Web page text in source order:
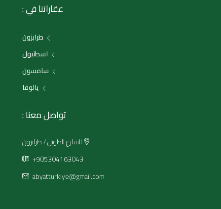
عقاراتنا في :
طرابزون
اسطنبول
سامسون
يالوفا
تواصل معنا :
الشارع الطويل / طرابزون
+905304163043
abyatturkiye@gmail.com